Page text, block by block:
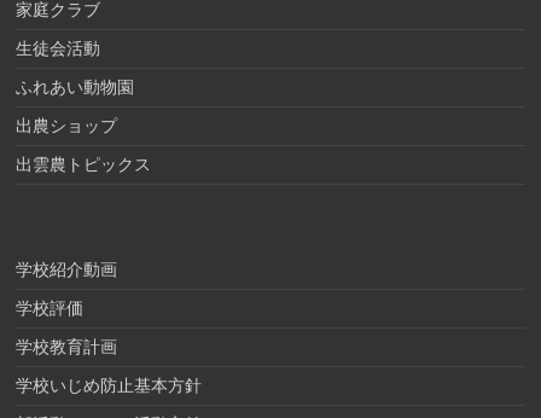
家庭クラブ
生徒会活動
ふれあい動物園
出農ショップ
出雲農トピックス
学校紹介動画
学校評価
学校教育計画
学校いじめ防止基本方針